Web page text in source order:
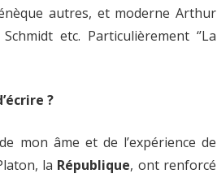
autres, et moderne Arthur
etc. Particulièrement ‘’La
?
mon âme et de l’expérience de
la République, ont renforcé